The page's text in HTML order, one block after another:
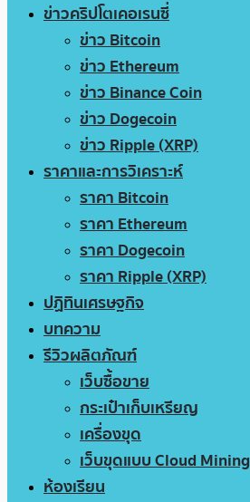
ข่าวคริปโตเคอเรนซี่
ข่าว Bitcoin
ข่าว Ethereum
ข่าว Binance Coin
ข่าว Dogecoin
ข่าว Ripple (XRP)
ราคาและการวิเคราะห์
ราคา Bitcoin
ราคา Ethereum
ราคา Dogecoin
ราคา Ripple (XRP)
ปฏิทินเศรษฐกิจ
บทความ
รีวิวผลิตภัณฑ์
เว็บซื้อขาย
กระเป๋าเก็บเหรียญ
เครื่องขุด
เว็บขุดแบบ Cloud Mining
ห้องเรียน